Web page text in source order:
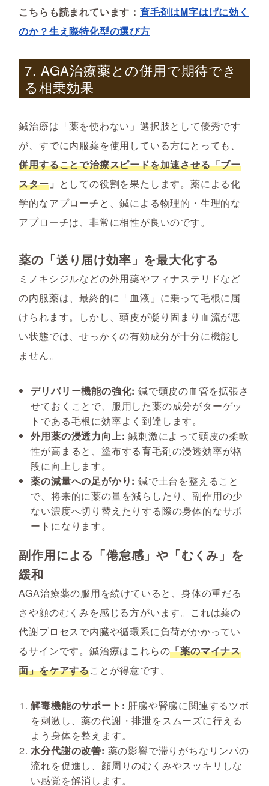
こちらも読まれています： 育毛剤はM字はげに効く
のか？生え際特化型の選び方
7. AGA治療薬との併用で期待でき
る相乗効果
鍼治療は「薬を使わない」選択肢として優秀です
が、すでに内服薬を使用している方にとっても、
併用することで治療スピードを加速させる「ブー
スター」 としての役割を果たします。薬による化
学的なアプローチと、鍼による物理的・生理的な
アプローチは、非常に相性が良いのです。
薬の「送り届け効率」を最大化する
ミノキシジルなどの外用薬やフィナステリドなど
の内服薬は、最終的に「血液」に乗って毛根に届
けられます。しかし、頭皮が凝り固まり血流が悪
い状態では、せっかくの有効成分が十分に機能し
ません。
デリバリー機能の強化: 鍼で頭皮の血管を拡張さ
せておくことで、服用した薬の成分がターゲッ
トである毛根に効率よく到達します。
外用薬の浸透力向上: 鍼刺激によって頭皮の柔軟
性が高まると、塗布する育毛剤の浸透効率が格
段に向上します。
薬の減量への足がかり: 鍼で土台を整えること
で、将来的に薬の量を減らしたり、副作用の少
ない濃度へ切り替えたりする際の身体的なサポ
ートになります。
副作用による「倦怠感」や「むくみ」を
緩和
AGA治療薬の服用を続けていると、身体の重だる
さや顔のむくみを感じる方がいます。これは薬の
代謝プロセスで内臓や循環系に負荷がかかってい
るサインです。鍼治療はこれらの「薬のマイナス
面」をケアすることが得意です。
解毒機能のサポート: 肝臓や腎臓に関連するツボ
を刺激し、薬の代謝・排泄をスムーズに行える
よう身体を整えます。
水分代謝の改善: 薬の影響で滞りがちなリンパの
流れを促進し、顔周りのむくみやスッキリしな
い感覚を解消します。